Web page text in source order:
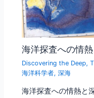
海洋探査への情
Discovering the Deep,
海洋科学者,深海
海洋探査への情熱と